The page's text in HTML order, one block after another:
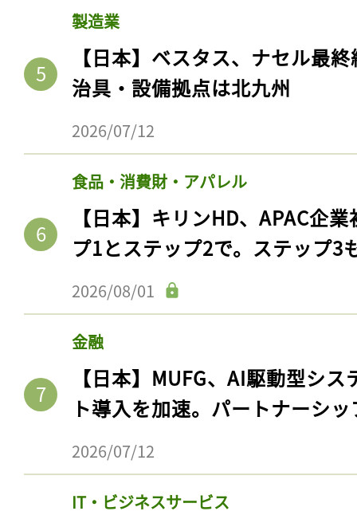
製造業
【日本】ベスタス、ナセル最
治具・設備拠点は北九州
2026/07/12
食品・消費財・アパレル
【日本】キリンHD、APAC企
プ1とステップ2で。ステップ3
2026/08/01
金融
【日本】MUFG、AI駆動型シ
ト導入を加速。パートナーシ
2026/07/12
IT・ビジネスサービス